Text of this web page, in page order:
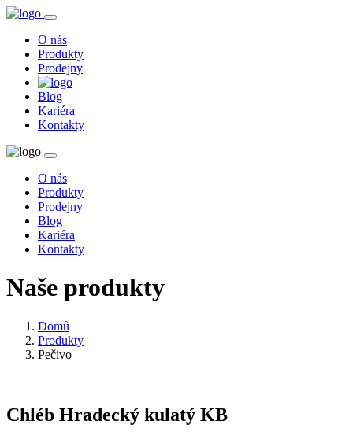
O nás
Produkty
Prodejny
Blog
Kariéra
Kontakty
O nás
Produkty
Prodejny
Blog
Kariéra
Kontakty
Naše produkty
Domů
Produkty
Pečivo
Chléb Hradecký kulatý KB